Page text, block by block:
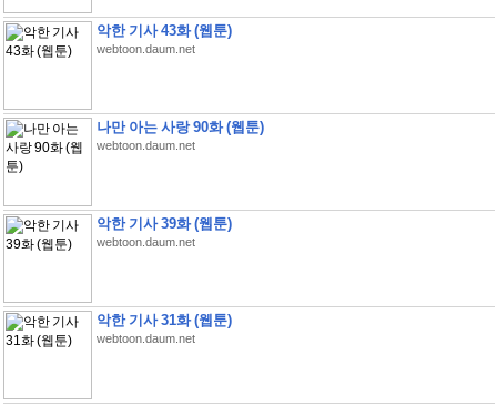
악한 기사 43화 (웹툰)
webtoon.daum.net
나만 아는 사랑 90화 (웹툰)
webtoon.daum.net
악한 기사 39화 (웹툰)
webtoon.daum.net
악한 기사 31화 (웹툰)
webtoon.daum.net